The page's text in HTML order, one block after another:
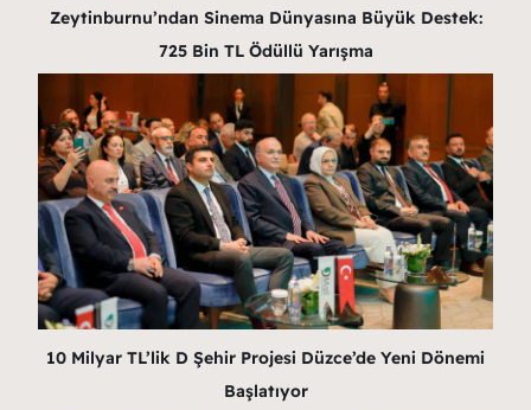
Zeytinburnu’ndan Sinema Dünyasına Büyük Destek:
725 Bin TL Ödüllü Yarışma
10 Milyar TL’lik D Şehir Projesi Düzce’de Yeni Dönemi
Başlatıyor